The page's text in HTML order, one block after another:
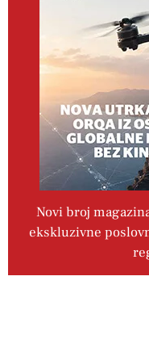
Novi broj
ekskluzivne